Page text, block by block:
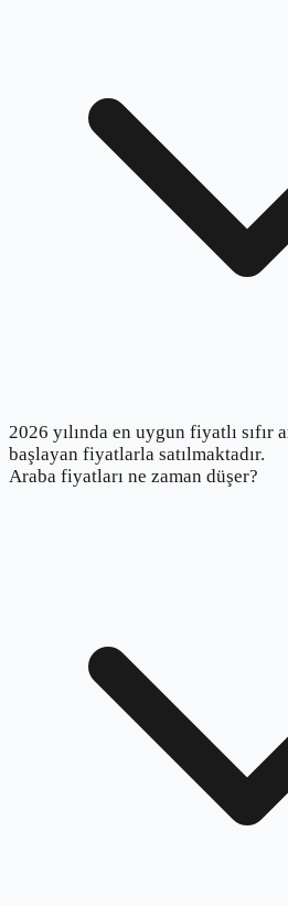
2026 yılında en uygun fiyatlı sıfır
başlayan fiyatlarla satılmaktadır.
Araba fiyatları ne zaman düşer?